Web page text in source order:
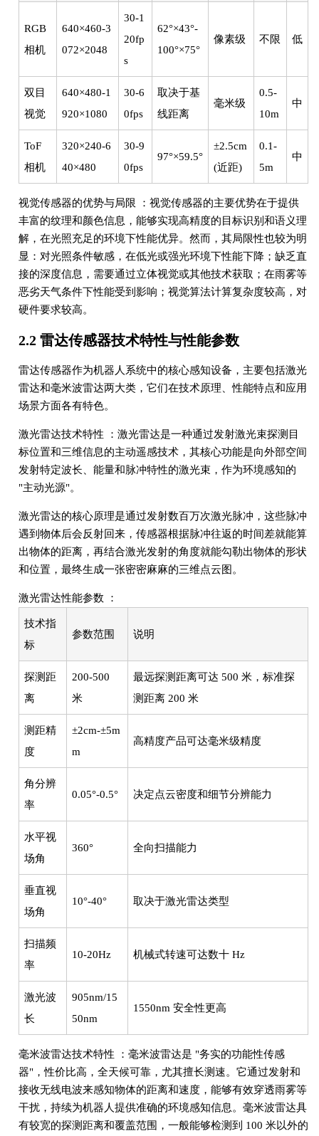
RGB
相机
640×460-3
072×2048
30-1
20fp
s
62°×43°-
100°×75°
像素级 不限 低
双目
视觉
640×480-1
920×1080
30-6
0fps
取决于基
线距离
毫米级
0.5-
10m
中
ToF
相机
320×240-6
40×480
30-9
0fps
97°×59.5°
±2.5cm
(近距)
0.1-
5m
中
视觉传感器的优势与局限 ：视觉传感器的主要优势在于提供
丰富的纹理和颜色信息，能够实现高精度的目标识别和语义理
解，在光照充足的环境下性能优异。然而，其局限性也较为明
显：对光照条件敏感，在低光或强光环境下性能下降；缺乏直
接的深度信息，需要通过立体视觉或其他技术获取；在雨雾等
恶劣天气条件下性能受到影响；视觉算法计算复杂度较高，对
硬件要求较高。
2.2 雷达传感器技术特性与性能参数
雷达传感器作为机器人系统中的核心感知设备，主要包括激光
雷达和毫米波雷达两大类，它们在技术原理、性能特点和应用
场景方面各有特色。
激光雷达技术特性 ：激光雷达是一种通过发射激光束探测目
标位置和三维信息的主动遥感技术，其核心功能是向外部空间
发射特定波长、能量和脉冲特性的激光束，作为环境感知的
"主动光源"。
激光雷达的核心原理是通过发射数百万次激光脉冲，这些脉冲
遇到物体后会反射回来，传感器根据脉冲往返的时间差就能算
出物体的距离，再结合激光发射的角度就能勾勒出物体的形状
和位置，最终生成一张密密麻麻的三维点云图。
激光雷达性能参数 ：
技术指
标
参数范围 说明
探测距
离
200-500
米
最远探测距离可达 500 米，标准探
测距离 200 米
测距精
度
±2cm-±5m
m
高精度产品可达毫米级精度
角分辨
率
0.05°-0.5° 决定点云密度和细节分辨能力
水平视
场角
360° 全向扫描能力
垂直视
场角
10°-40° 取决于激光雷达类型
扫描频
率
10-20Hz 机械式转速可达数十 Hz
激光波
长
905nm/15
50nm
1550nm 安全性更高
毫米波雷达技术特性 ：毫米波雷达是 "务实的功能性传感
器"，性价比高，全天候可靠，尤其擅长测速。它通过发射和
接收无线电波来感知物体的距离和速度，能够有效穿透雨雾等
干扰，持续为机器人提供准确的环境感知信息。毫米波雷达具
有较宽的探测距离和覆盖范围，一般能够检测到 100 米以外的